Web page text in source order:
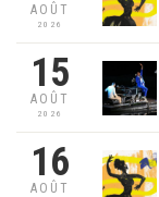
AOÛT
2026
15
AOÛT
2026
16
AOÛT